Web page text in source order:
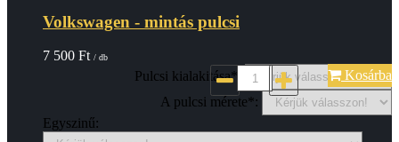
Volkswagen - mintás pulcsi
7 500 Ft / db
Pulcsi kialakitása*:
A pulcsi mérete*:
Egyszinű:
Kosárba